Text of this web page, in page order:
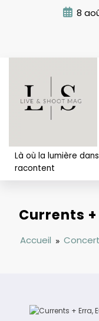
8
Là où la lumière
racontent
Currents
Accueil Concert